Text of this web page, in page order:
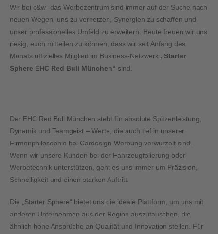
Wir bei c&w -das Werbezentrum sind immer auf der Suche nach
neuen Wegen, uns zu vernetzen, Synergien zu schaffen und
unser professionelles Umfeld zu erweitern. Heute freuen wir uns
riesig, euch mitteilen zu können, dass wir seit Anfang des
Monats offizielles Mitglied im Business-Netzwerk „Starter
Sphere EHC Red Bull München“ sind.
Der EHC Red Bull München steht für absolute Spitzenleistung,
Dynamik und Teamgeist – Werte, die auch tief in unserer
Firmenphilosophie bei Cardesign-Werbung verwurzelt sind.
Wenn wir unsere Kunden bei der Fahrzeugfolierung oder
Werbetechnik unterstützen, geht es uns immer um Präzision,
Schnelligkeit und einen starken Auftritt.
Die „Starter Sphere“ bietet uns die ideale Plattform, um uns mit
anderen Unternehmen aus der Region auszutauschen, die
ähnlich hohe Ansprüche an Qualität und Innovation stellen. Für